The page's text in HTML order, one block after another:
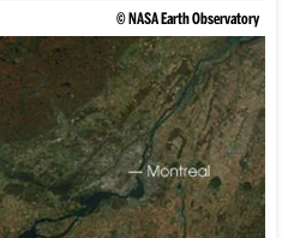
© NASA Earth Observatory